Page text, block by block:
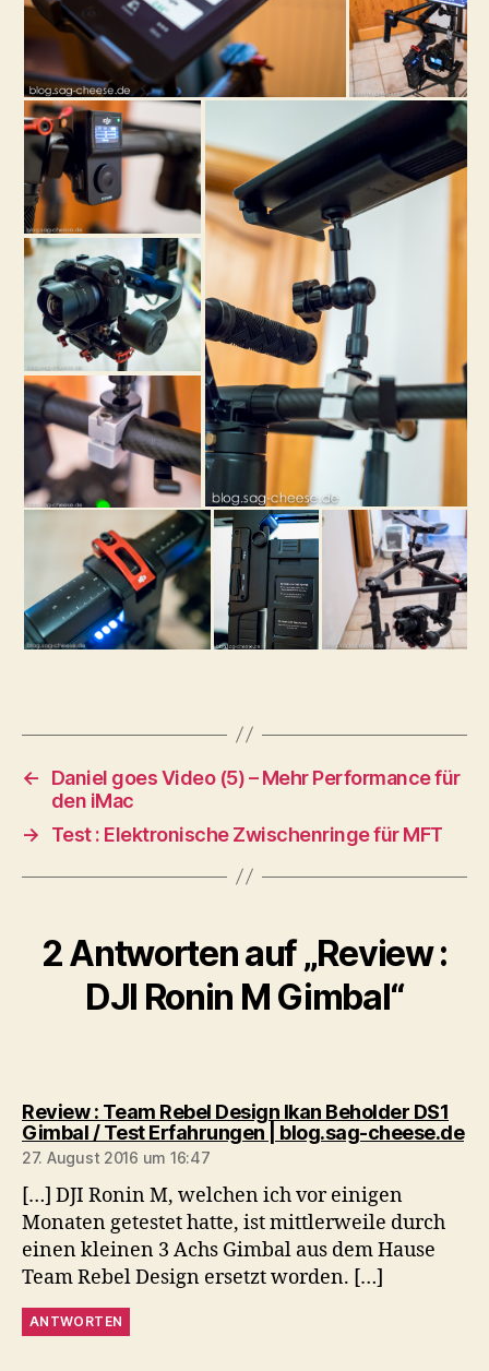
←
Daniel goes Video (5) – Mehr Performance für
den iMac
→
Test : Elektronische Zwischenringe für MFT
2 Antworten auf „Review :
DJI Ronin M Gimbal“
Review : Team Rebel Design Ikan Beholder DS1
Gimbal / Test Erfahrungen | blog.sag-cheese.de
27. August 2016 um 16:47
[…] DJI Ronin M, welchen ich vor einigen
Monaten getestet hatte, ist mittlerweile durch
einen kleinen 3 Achs Gimbal aus dem Hause
Team Rebel Design ersetzt worden. […]
ANTWORTEN